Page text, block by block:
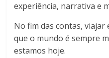
experiência, narrativa e
No fim das contas,
que o mundo é sempre
estamos hoje.